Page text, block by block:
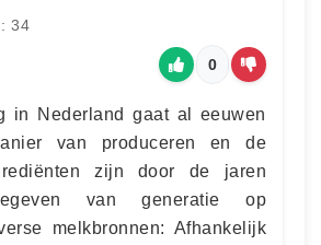
34
0
in Nederland gaat al eeuwen
van produceren en de
zijn door de jaren
van generatie op
melkbronnen: Afhankelijk